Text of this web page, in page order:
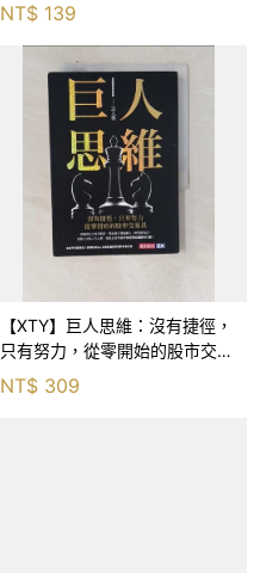
NT$ 139
【XTY】巨人思維：沒有捷徑，
只有努力，從零開始的股市交易
員_巨人傑
NT$ 309